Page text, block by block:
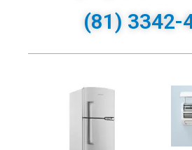
(81) 3342-